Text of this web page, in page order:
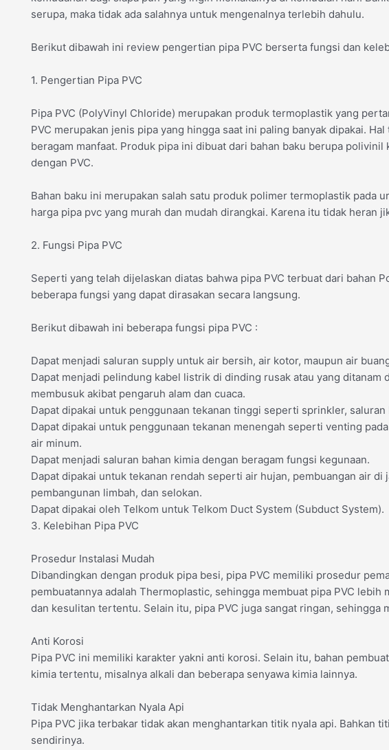
serupa, maka tidak ada salahnya untuk mengenalnya terlebih dahulu.
Berikut dibawah ini review pengertian pipa PVC berserta fungsi dan
1. Pengertian Pipa PVC
Pipa PVC (PolyVinyl Chloride) merupakan produk termoplastik yang
PVC merupakan jenis pipa yang hingga saat ini paling banyak dipakai.
beragam manfaat. Produk pipa ini dibuat dari bahan baku berupa
dengan PVC.
Bahan baku ini merupakan salah satu produk polimer termoplastik pada
harga pipa pvc yang murah dan mudah dirangkai. Karena itu tidak heran
2. Fungsi Pipa PVC
Seperti yang telah dijelaskan diatas bahwa pipa PVC terbuat dari bahan
beberapa fungsi yang dapat dirasakan secara langsung.
Berikut dibawah ini beberapa fungsi pipa PVC :
Dapat menjadi saluran supply untuk air bersih, air kotor, maupun air
Dapat menjadi pelindung kabel listrik di dinding rusak atau yang ditanam
membusuk akibat pengaruh alam dan cuaca.
Dapat dipakai untuk penggunaan tekanan tinggi seperti sprinkler,
Dapat dipakai untuk penggunaan tekanan menengah seperti venting
air minum.
Dapat menjadi saluran bahan kimia dengan beragam fungsi kegunaan.
Dapat dipakai untuk tekanan rendah seperti air hujan, pembuangan air di
pembangunan limbah, dan selokan.
Dapat dipakai oleh Telkom untuk Telkom Duct System (Subduct System).
3. Kelebihan Pipa PVC
Prosedur Instalasi Mudah
Dibandingkan dengan produk pipa besi, pipa PVC memiliki prosedur
pembuatannya adalah Thermoplastic, sehingga membuat pipa PVC
dan kesulitan tertentu. Selain itu, pipa PVC juga sangat ringan, sehingga
Anti Korosi
Pipa PVC ini memiliki karakter yakni anti korosi. Selain itu, bahan
kimia tertentu, misalnya alkali dan beberapa senyawa kimia lainnya.
Tidak Menghantarkan Nyala Api
Pipa PVC jika terbakar tidak akan menghantarkan titik nyala api. Bahkan
sendirinya.